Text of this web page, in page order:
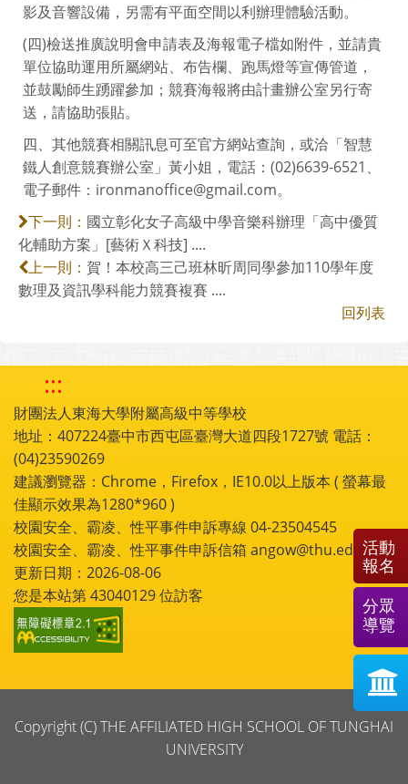
影及音響設備，另需有平面空間以利辦理體驗活動。
(四)檢送推廣說明會申請表及海報電子檔如附件，並請貴
單位協助運用所屬網站、布告欄、跑馬燈等宣傳管道，
並鼓勵師生踴躍參加；競賽海報將由計畫辦公室另行寄
送，請協助張貼。
四、其他競賽相關訊息可至官方網站查詢，或洽「智慧
鐵人創意競賽辦公室」黃小姐，電話：(02)6639-6521、
電子郵件：ironmanoffice@gmail.com。
下一則： 國立彰化女子高級中學音樂科辦理「高中優質
化輔助方案」[藝術Ｘ科技] ....
上一則： 賀！本校高三己班林昕周同學參加110學年度
數理及資訊學科能力競賽複賽 ....
回列表
:::
財團法人東海大學附屬高級中等學校
地址：407224臺中市西屯區臺灣大道四段1727號 電話：
(04)23590269
建議瀏覽器：Chrome，Firefox，IE10.0以上版本 ( 螢幕最
佳顯示效果為1280*960 )
校園安全、霸凌、性平事件申訴專線 04-23504545
校園安全、霸凌、性平事件申訴信箱 angow@thu.edu.tw
更新日期：2026-08-06
您是本站第43040129位訪客
Copyright (C) THE AFFILIATED HIGH SCHOOL OF TUNGHAI
UNIVERSITY
活動
報名
分眾
導覽